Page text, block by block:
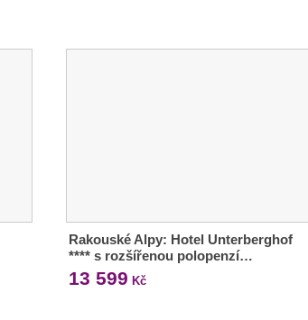
Rakouské Alpy: Hotel Unterberghof
**** s rozšířenou polopenzí…
13 599 Kč